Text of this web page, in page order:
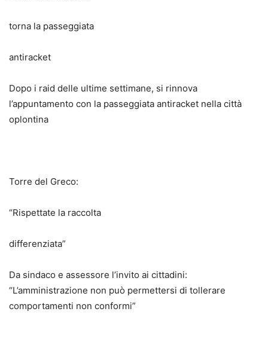
torna la passeggiata
antiracket
Dopo i raid delle ultime settimane, si rinnova
l’appuntamento con la passeggiata antiracket nella città
oplontina
Torre del Greco:
“Rispettate la raccolta
differenziata”
Da sindaco e assessore l’invito ai cittadini:
“L’amministrazione non può permettersi di tollerare
comportamenti non conformi”